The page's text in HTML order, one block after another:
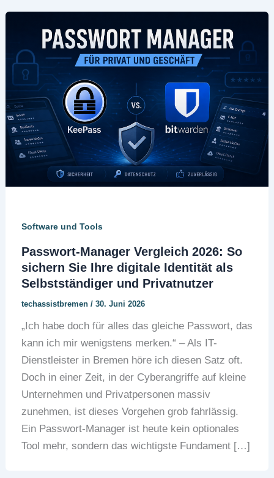
Software und Tools
Passwort-Manager Vergleich 2026: So
sichern Sie Ihre digitale Identität als
Selbstständiger und Privatnutzer
techassistbremen / 30. Juni 2026
„Ich habe doch für alles das gleiche Passwort, das
kann ich mir wenigstens merken.“ – Als IT-
Dienstleister in Bremen höre ich diesen Satz oft.
Doch in einer Zeit, in der Cyberangriffe auf kleine
Unternehmen und Privatpersonen massiv
zunehmen, ist dieses Vorgehen grob fahrlässig.
Ein Passwort-Manager ist heute kein optionales
Tool mehr, sondern das wichtigste Fundament […]